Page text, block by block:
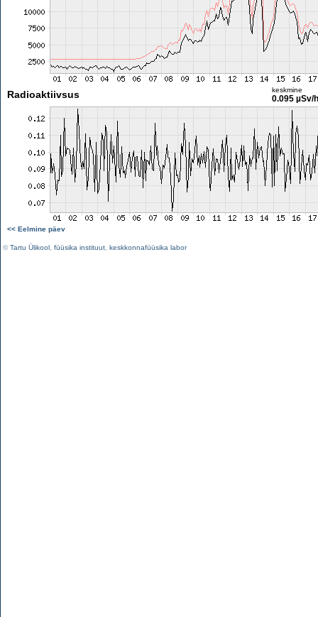
Radioaktiivsus keskmine
0.095 µSv/h
<< Eelmine päev
©Tartu Ülikool füüsika instituut keskkonnafüüsika labor